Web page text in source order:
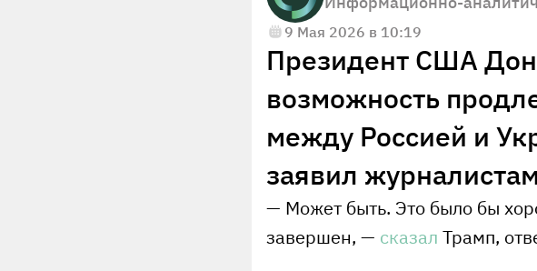
9 Мая 2026 в 10:19
Президент США
возможность
между Россией и
заявил
— Может быть. Это было бы
завершен, — сказал Трамп,